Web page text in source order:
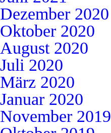
Dezember 2020
Oktober 2020
August 2020
Juli 2020
März 2020
Januar 2020
November 2019